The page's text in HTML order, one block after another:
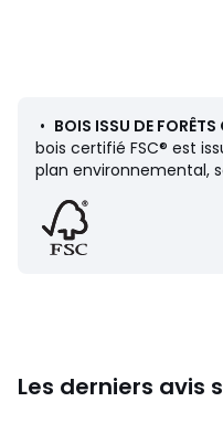
• Hauteur : 120 cm
• Épaisseur : 2,5 cm
Livraison
Ce produit est vendu
rendez-vous.
Attention ! Veuillez
1 colis
• BOIS ISSU DE FORÊTS
bois certifié FSC® est
plan environnemental,
Les derniers avis